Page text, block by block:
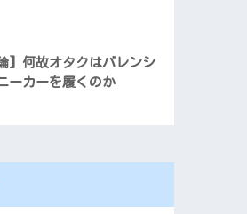
】何故オタクはバレンシ
ーカーを履くのか